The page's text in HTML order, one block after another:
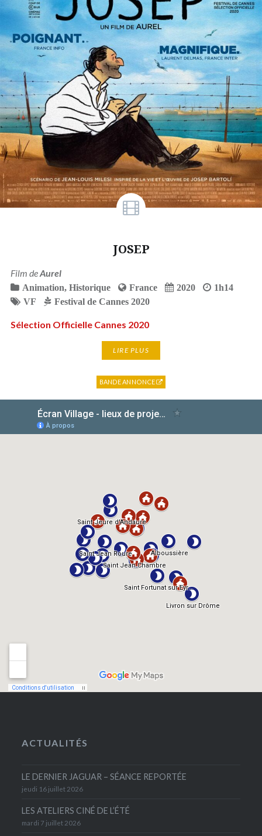
JOSEP
Film deAurel
Animation, Historique France 2020
1h14
VF
Festival de Cannes 2020
Sélection Officielle Cannes 2020
LIRE PLUS
BANDE ANNONCE
ACTUALITÉS
LE DERNIER JAGUAR – SÉANCE REPORTÉE
jeudi 16 juillet 2026
LES ATELIERS CINÉ DE L’ÉTÉ
mardi 7 juillet 2026